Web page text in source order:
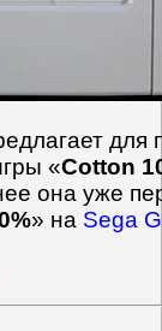
для
«Cotton
она уже
» на Sega